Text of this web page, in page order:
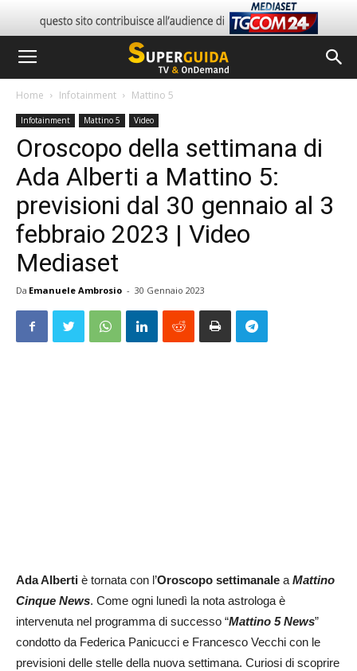
Home Infotainment Mattino 5
Infotainment Mattino 5 Video
Oroscopo della settimana di
Ada Alberti a Mattino 5:
previsioni dal 30 gennaio al 3
febbraio 2023 | Video
Mediaset
Da Emanuele Ambrosio - 30 Gennaio 2023
Ada Alberti è tornata con l’Oroscopo settimanale aMattino
Cinque News. Come ogni lunedì la nota astrologa è
intervenuta nel programma di successo “Mattino 5 News”
condotto da Federica Panicucci e Francesco Vecchi con le
previsioni delle stelle della nuova settimana. Curiosi di scoprire